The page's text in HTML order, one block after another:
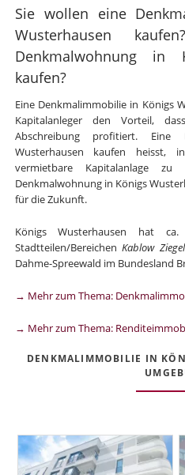
Sie wollen eine
Wusterhausen
Denkmalwohnung in
kaufen?
Eine Denkmalimmobilie in Königs
Kapitalanleger den Vorteil,
Abschreibung profitiert. Eine
Wusterhausen kaufen heisst,
vermietbare Kapitalanlage
Denkmalwohnung in Königs
für die Zukunft.
Königs Wusterhausen hat
Stadtteilen/BereichenKablow
Dahme-Spreewald im Bundesland
→ Mehr zum Thema:
→ Mehr zum Thema:
DENKMALIMMOBILIE IN